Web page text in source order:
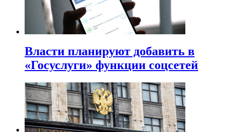
Власти планируют добавить в
«Госуслуги» функции соцсетей